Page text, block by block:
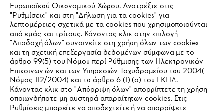
STIHL Συχνές ερωτήσεις
Service
IHR BROWSER WIRD NICHT
UNTERSTÜTZT
Ευρωπαϊκού Οικονομικού Χώρου. Ανατρέξτε στις
"Ρυθμίσεις" και στη "Δήλωση για τα cookies" για
λεπτομέρειες σχετικά με τα cookies που χρησιμοποιούνται
από εμάς και τρίτους. Κάνοντας κλικ στην επιλογή
"Αποδοχή όλων" συναινείτε στη χρήση όλων των cookies
και τη σχετική επεξεργασία δεδομένων σύμφωνα με το
άρθρο 99(5) του Νόμου περί Ρύθμισης των Ηλεκτρονικών
Επικοινωνιών και των Υπηρεσιών Ταχυδρομείου του 2004(
Νόμος 112/2004) και το άρθρο 6 (1) (α) του ΓΚΠΔ.
Κάνοντας κλικ στο "Απόρριψη όλων" απορρίπτετε τη χρήση
οποιωνδήποτε μη αυστηρά απαραίτητων cookies. Στις
Ρυθμίσεις μπορείτε να αποδεχτείτε ή να απορρίψετε